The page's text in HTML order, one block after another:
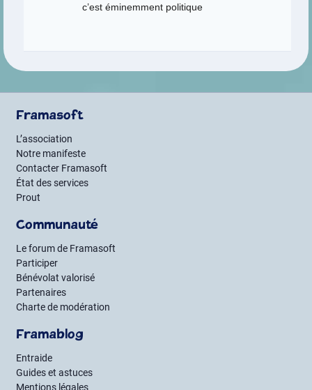
c’est éminemment politique
Framasoft
L’association
Notre manifeste
Contacter Framasoft
État des services
Prout
Communauté
Le forum de Framasoft
Participer
Bénévolat valorisé
Partenaires
Charte de modération
Framablog
Entraide
Guides et astuces
Mentions légales